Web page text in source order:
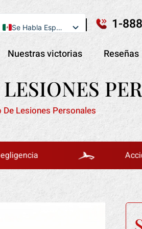
Se Habla Español
English
1-
Nuestras victorias Reseñas
Lesiones Personales
Accidentes